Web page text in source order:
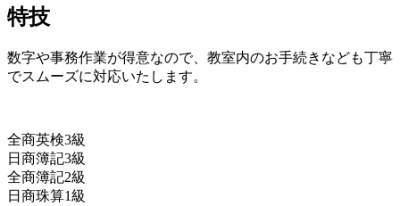
特技
数字や事務作業が得意なので、教室内のお手続きなども丁寧
でスムーズに対応いたします。
全商英検3級
日商簿記3級
全商簿記2級
日商珠算1級